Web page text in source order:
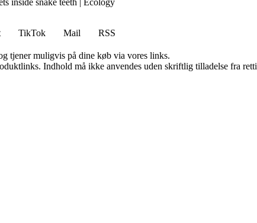
TikTok Mail
RSS
tjener muligvis på dine køb via vores links.
Indhold må ikke anvendes uden skriftlig tilladelse fra